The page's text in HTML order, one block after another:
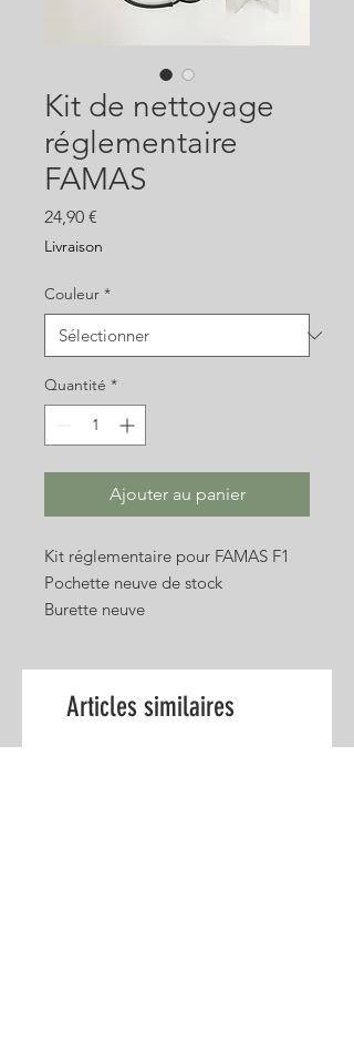
Kit de nettoyage
réglementaire
FAMAS
24,90 €
Livraison
Couleur *
Quantité *
Ajouter au panier
Kit réglementaire pour FAMAS F1
Pochette neuve de stock
Burette neuve
Articles similaires